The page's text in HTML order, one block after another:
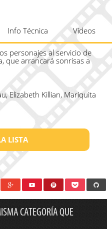
Info Técnica Vídeos
personajes al servicio de
que arrancará sonrisas a
Elizabeth Killian, Mariquita
LISTA
CATEGORÍA QUE